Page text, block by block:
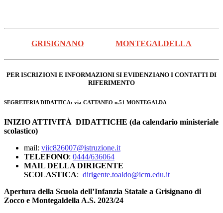
GRISIGNANO MONTEGALDELLA
PER ISCRIZIONI E INFORMAZIONI SI EVIDENZIANO I CONTATTI DI
RIFERIMENTO
SEGRETERIA DIDATTICA: via CATTANEO n.51 MONTEGALDA
INIZIO ATTIVITÀ DIDATTICHE (da calendario ministeriale
scolastico)
mail: viic826007@istruzione.it
TELEFONO: 0444/636064
MAIL DELLA DIRIGENTE
SCOLASTICA: dirigente.toaldo@icm.edu.it
Apertura della Scuola dell’Infanzia Statale a Grisignano di
Zocco e Montegaldella A.S. 2023/24